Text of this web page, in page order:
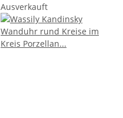
Ausverkauft